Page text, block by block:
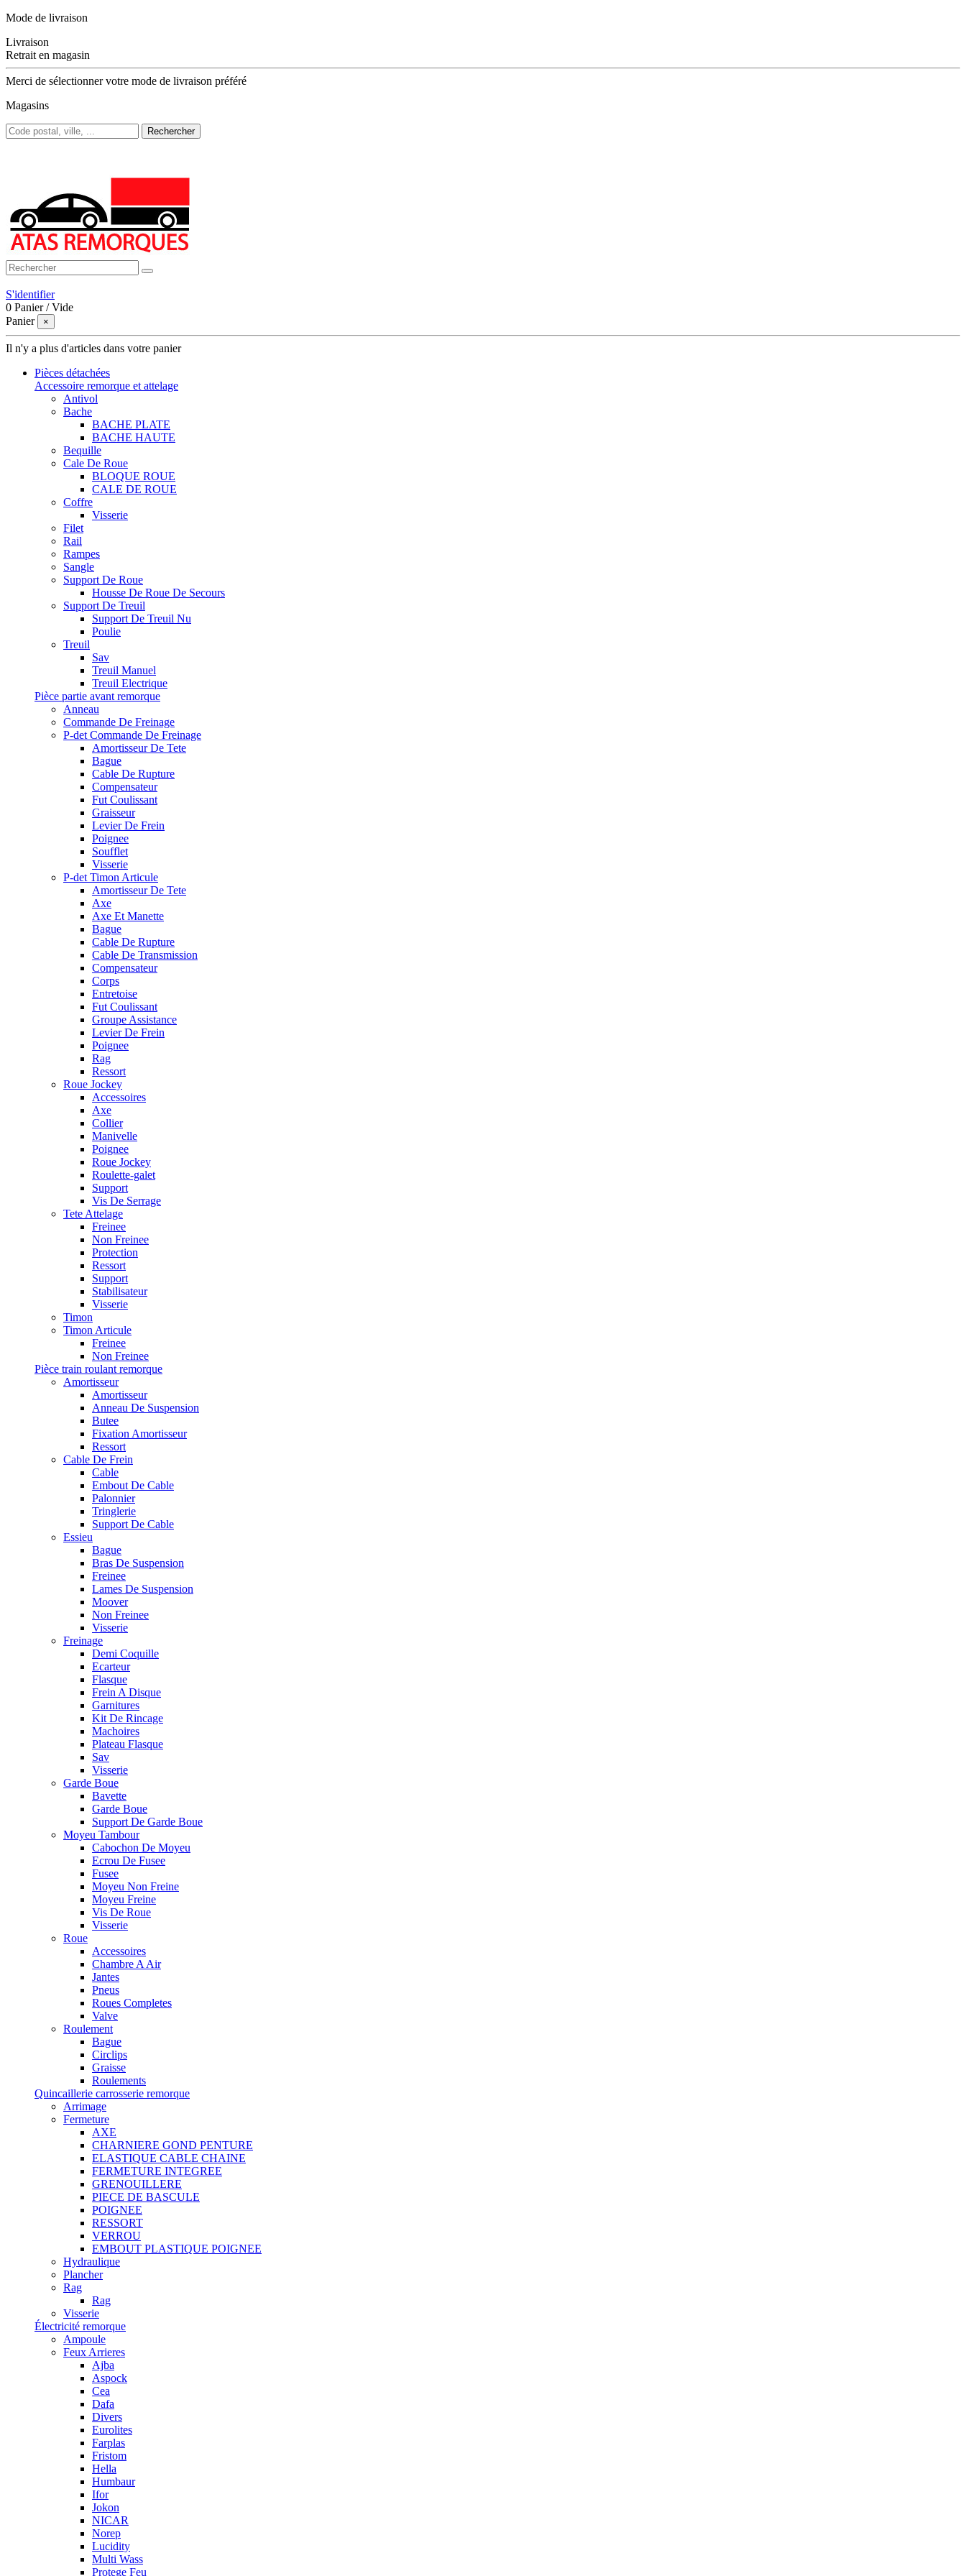
Mode de livraison
Livraison
Retrait en magasin
Merci de sélectionner votre mode de livraison préféré
Magasins
Rechercher
S'identifier
0 Panier /Vide
Panier
×
Il n'y a plus d'articles dans votre panier
Pièces détachées
Accessoire remorque et attelage
Antivol
Bache
BACHE PLATE
BACHE HAUTE
Bequille
Cale De Roue
BLOQUE ROUE
CALE DE ROUE
Coffre
Visserie
Filet
Rail
Rampes
Sangle
Support De Roue
Housse De Roue De Secours
Support De Treuil
Support De Treuil Nu
Poulie
Treuil
Sav
Treuil Manuel
Treuil Electrique
Pièce partie avant remorque
Anneau
Commande De Freinage
P-det Commande De Freinage
Amortisseur De Tete
Bague
Cable De Rupture
Compensateur
Fut Coulissant
Graisseur
Levier De Frein
Poignee
Soufflet
Visserie
P-det Timon Articule
Amortisseur De Tete
Axe
Axe Et Manette
Bague
Cable De Rupture
Cable De Transmission
Compensateur
Corps
Entretoise
Fut Coulissant
Groupe Assistance
Levier De Frein
Poignee
Rag
Ressort
Roue Jockey
Accessoires
Axe
Collier
Manivelle
Poignee
Roue Jockey
Roulette-galet
Support
Vis De Serrage
Tete Attelage
Freinee
Non Freinee
Protection
Ressort
Support
Stabilisateur
Visserie
Timon
Timon Articule
Freinee
Non Freinee
Pièce train roulant remorque
Amortisseur
Amortisseur
Anneau De Suspension
Butee
Fixation Amortisseur
Ressort
Cable De Frein
Cable
Embout De Cable
Palonnier
Tringlerie
Support De Cable
Essieu
Bague
Bras De Suspension
Freinee
Lames De Suspension
Moover
Non Freinee
Visserie
Freinage
Demi Coquille
Ecarteur
Flasque
Frein A Disque
Garnitures
Kit De Rincage
Machoires
Plateau Flasque
Sav
Visserie
Garde Boue
Bavette
Garde Boue
Support De Garde Boue
Moyeu Tambour
Cabochon De Moyeu
Ecrou De Fusee
Fusee
Moyeu Non Freine
Moyeu Freine
Vis De Roue
Visserie
Roue
Accessoires
Chambre A Air
Jantes
Pneus
Roues Completes
Valve
Roulement
Bague
Circlips
Graisse
Roulements
Quincaillerie carrosserie remorque
Arrimage
Fermeture
AXE
CHARNIERE GOND PENTURE
ELASTIQUE CABLE CHAINE
FERMETURE INTEGREE
GRENOUILLERE
PIECE DE BASCULE
POIGNEE
RESSORT
VERROU
EMBOUT PLASTIQUE POIGNEE
Hydraulique
Plancher
Rag
Rag
Visserie
Électricité remorque
Ampoule
Feux Arrieres
Ajba
Aspock
Cea
Dafa
Divers
Eurolites
Farplas
Fristom
Hella
Humbaur
Ifor
Jokon
NICAR
Norep
Lucidity
Multi Wass
Protege Feu